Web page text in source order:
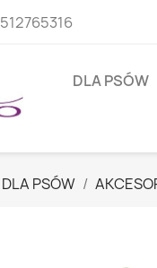
512765316
DLA PSÓW
DLA PSÓW